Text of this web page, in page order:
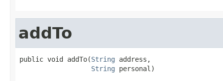
addTo
public void addTo(String address,
String personal)